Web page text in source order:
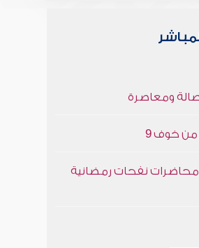
- التواضع
ومعاصرة
خوف 9
نفحات رمضانية